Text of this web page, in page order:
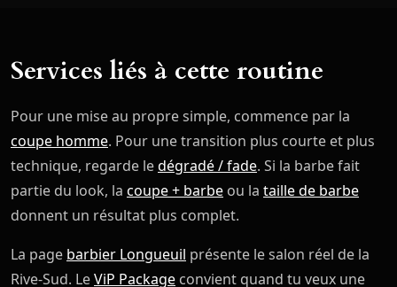
Services liés à cette routine
Pour une mise au propre simple, commence par la
coupe homme. Pour une transition plus courte et plus
technique, regarde ledégradé / fade. Si la barbe fait
partie du look, la coupe + barbe ou la taille de barbe
donnent un résultat plus complet.
La page barbier Longueuil présente le salon réel de la
Rive-Sud. LeViP Package convient quand tu veux une